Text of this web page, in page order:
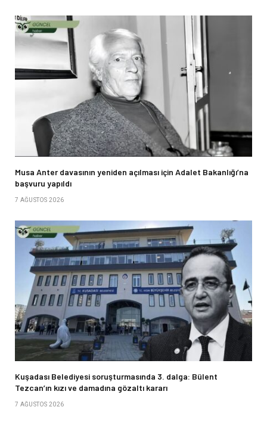
Musa Anter davasının yeniden açılması için Adalet Bakanlığı’na
başvuru yapıldı
7 AĞUSTOS 2026
Kuşadası Belediyesi soruşturmasında 3. dalga: Bülent
Tezcan’ın kızı ve damadına gözaltı kararı
7 AĞUSTOS 2026